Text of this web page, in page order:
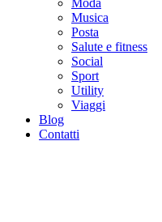
Moda
Musica
Posta
Salute e fitness
Social
Sport
Utility
Viaggi
Blog
Contatti